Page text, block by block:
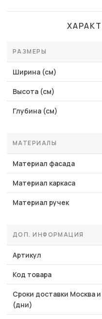
РАЗМЕРЫ
Ширина (см)
Высота (см)
Глубина (см)
МАТЕРИАЛЫ
Материал фасада
Материал каркаса
Материал ручек
ДОП. ИНФОРМАЦИЯ
Артикул
Код товара
Сроки доставки Москва
(дни)